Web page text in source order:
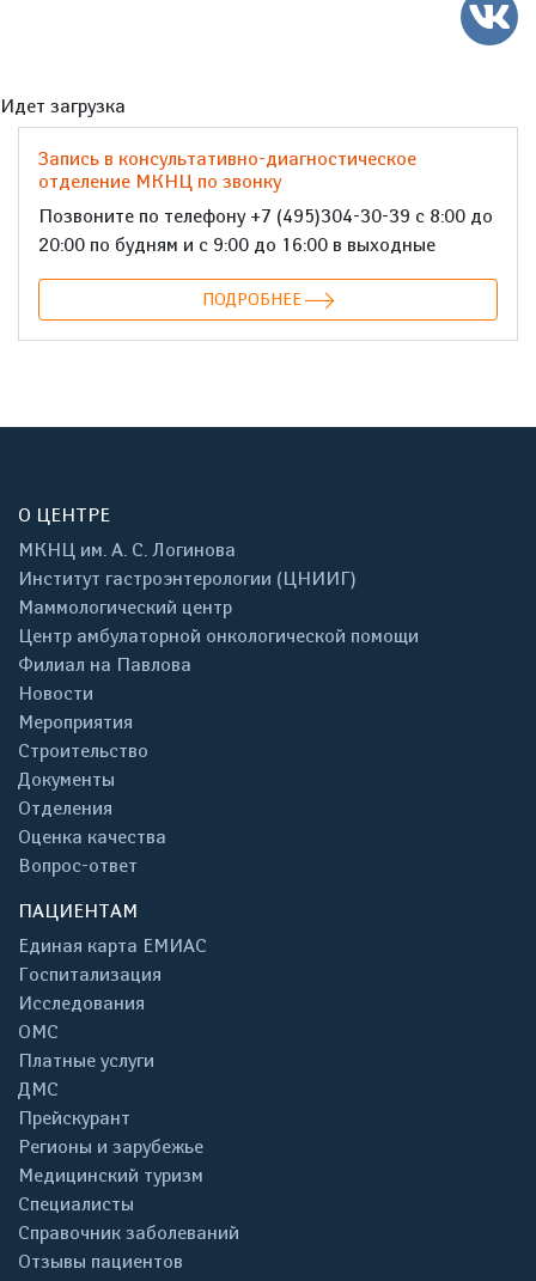
Идет загрузка
Запись в консультативно-диагностическое
отделение МКНЦ по звонку
Позвоните по телефону +7 (495)304-30-39 с 8:00 до
20:00 по будням и с 9:00 до 16:00 в выходные
ПОДРОБНЕЕ
О ЦЕНТРЕ
МКНЦ им. А. С. Логинова
Институт гастроэнтерологии (ЦНИИГ)
Маммологический центр
Центр амбулаторной онкологической помощи
Филиал на Павлова
Новости
Мероприятия
Строительство
Документы
Отделения
Оценка качества
Вопрос-ответ
ПАЦИЕНТАМ
Единая карта ЕМИАС
Госпитализация
Исследования
ОМС
Платные услуги
ДМС
Прейскурант
Регионы и зарубежье
Медицинский туризм
Специалисты
Справочник заболеваний
Отзывы пациентов